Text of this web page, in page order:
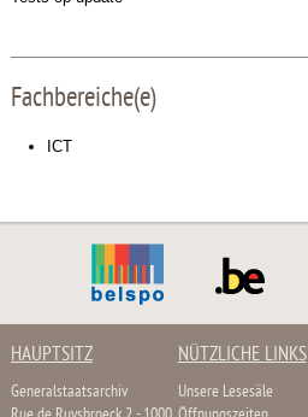
Fachbereiche(e)
ICT
HAUPTSITZ
Generalstaatsarchiv
NÜTZLICHE LINKS
Unsere Lesesäle